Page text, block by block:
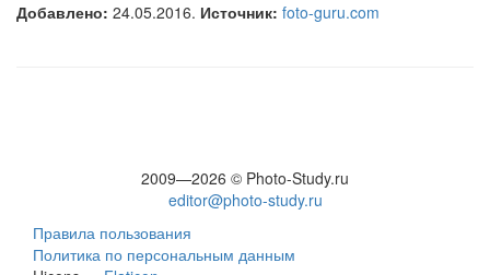
Добавлено: 24.05.2016. Источник: foto-guru.com
2009—2026 © Photo-Study.ru
editor@photo-study.ru
Правила пользования
Политика по персональным данным